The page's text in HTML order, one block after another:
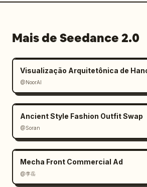
Mais de Seedance 2.0
Visualização Arquitetônica de
@NoorAI
Ancient Style Fashion Outfit Swap
@Soran
Mecha Front Commercial Ad
@李岳